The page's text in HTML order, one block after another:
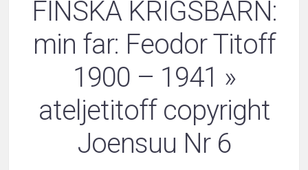
FINSKA KRIGSBARN:
min far: Feodor Titoff
1900 – 1941 »
ateljetitoff copyright
Joensuu Nr 6